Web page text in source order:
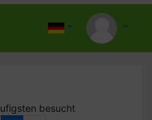
besucht